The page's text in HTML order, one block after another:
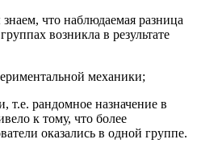
что наблюдаемая разница
возникла в результате
механики;
т.е. рандомное назначение в
к тому, что более
оказались в одной группе.